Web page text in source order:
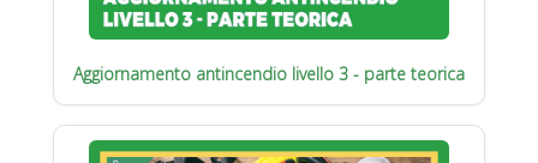
Aggiornamento antincendio livello 3 - parte teorica